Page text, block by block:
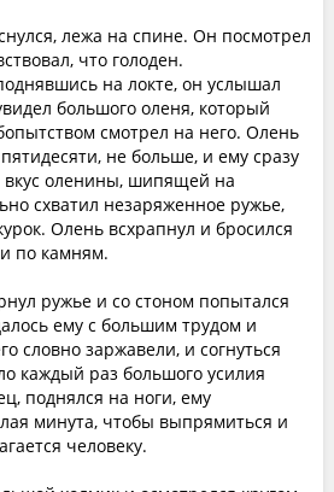
лежа на спине. Он посмотрел
что голоден.
на локте, он услышал
большого оленя, который
смотрел на него. Олень
не больше, и ему сразу
вкус оленины, шипящей на
схватил незаряженное ружье,
Олень всхрапнул и бросился
по камням.
ружье и со стоном попытался
ему с большим трудом и
словно заржавели, и согнуться
каждый раз большого усилия
поднялся на ноги, ему
минута, чтобы выпрямиться и
человеку.